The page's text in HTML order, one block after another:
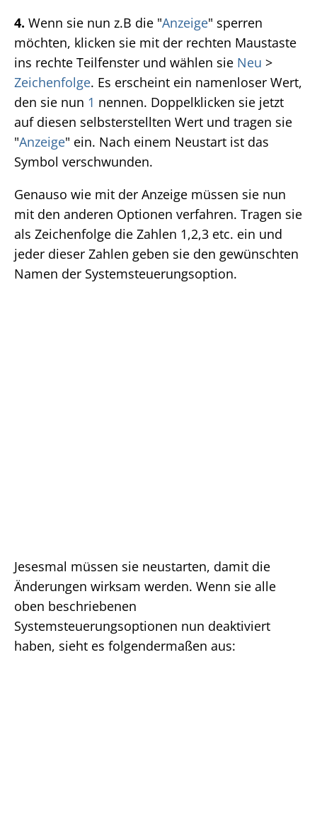
4. Wenn sie nun z.B die "Anzeige" sperren
möchten, klicken sie mit der rechten Maustaste
ins rechte Teilfenster und wählen sie Neu >
Zeichenfolge. Es erscheint ein namenloser Wert,
den sie nun 1 nennen. Doppelklicken sie jetzt
auf diesen selbsterstellten Wert und tragen sie
"Anzeige" ein. Nach einem Neustart ist das
Symbol verschwunden.
Genauso wie mit der Anzeige müssen sie nun
mit den anderen Optionen verfahren. Tragen sie
als Zeichenfolge die Zahlen 1,2,3 etc. ein und
jeder dieser Zahlen geben sie den gewünschten
Namen der Systemsteuerungsoption.
Jesesmal müssen sie neustarten, damit die
Änderungen wirksam werden. Wenn sie alle
oben beschriebenen
Systemsteuerungsoptionen nun deaktiviert
haben, sieht es folgendermaßen aus: